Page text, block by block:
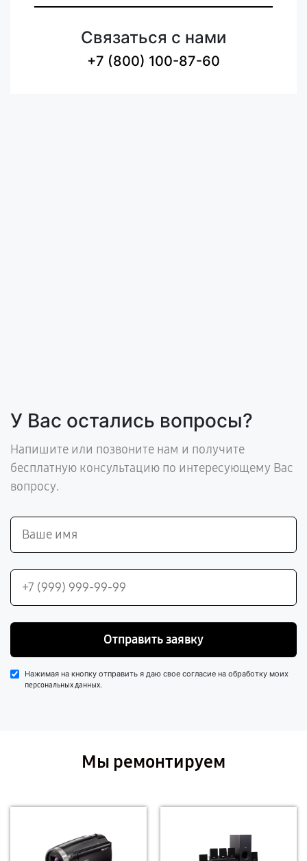
Связаться с нами
+7 (800) 100-87-60
У Вас остались вопросы?
Напишите или позвоните нам и получите
бесплатную консультацию по интересующему Вас
вопросу.
Отправить заявку
Нажимая на кнопку отправить я даю свое согласие на обработку моих
персональных данных.
Мы ремонтируем